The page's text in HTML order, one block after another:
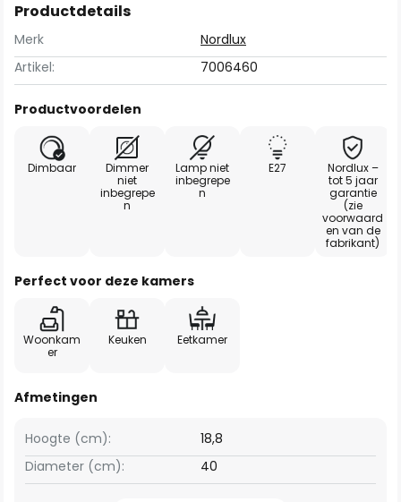
Productdetails
Merk
Nordlux
Artikel:
7006460
Productvoordelen
Dimbaar
Dimmer
niet
inbegrepe
n
Lamp niet
inbegrepe
n
E27
Nordlux –
tot 5 jaar
garantie
(zie
voorwaard
en van de
fabrikant)
Perfect voor deze kamers
Woonkam
er
Keuken Eetkamer
Afmetingen
Hoogte (cm):
18,8
Diameter (cm):
40